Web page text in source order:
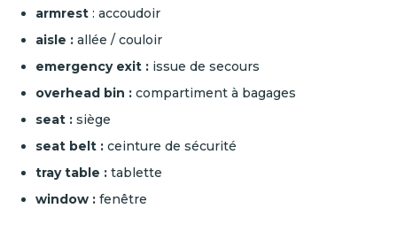
armrest : accoudoir
aisle : allée / couloir
emergency exit : issue de secours
overhead bin : compartiment à bagages
seat : siège
seat belt : ceinture de sécurité
tray table : tablette
window : fenêtre